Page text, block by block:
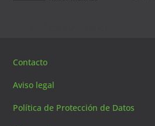
Contacto
Aviso legal
Política de Protección de Datos